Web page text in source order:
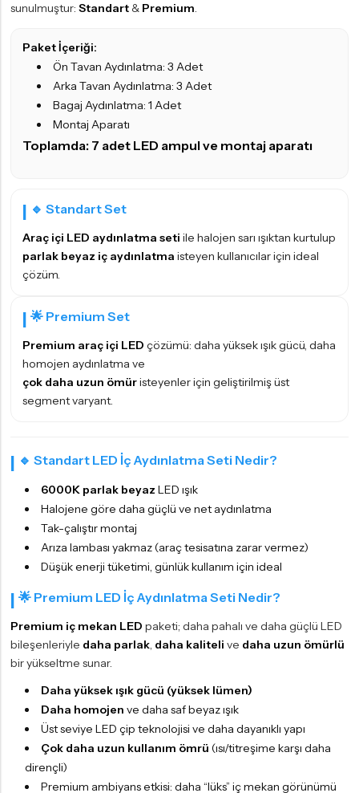
sunulmuştur: Standart & Premium.
Paket İçeriği:
Ön Tavan Aydınlatma: 3 Adet
Arka Tavan Aydınlatma: 3 Adet
Bagaj Aydınlatma: 1 Adet
Montaj Aparatı
Toplamda: 7 adet LED ampulve montaj aparatı
🔹 Standart Set
Araç içi LED aydınlatma seti ile halojen sarı ışıktan kurtulup
parlak beyaz iç aydınlatma isteyen kullanıcılar için ideal
çözüm.
🌟 Premium Set
Premium araç içi LED çözümü: daha yüksek ışık gücü, daha
homojen aydınlatma ve
çok daha uzun ömüristeyenler için geliştirilmiş üst
segment varyant.
🔹 Standart LED İç Aydınlatma Seti Nedir?
6000K parlak beyaz LED ışık
Halojene göre daha güçlü ve net aydınlatma
Tak-çalıştır montaj
Arıza lambası yakmaz (araç tesisatına zarar vermez)
Düşük enerji tüketimi, günlük kullanım için ideal
🌟 Premium LED İç Aydınlatma Seti Nedir?
Premium iç mekan LED paketi; daha pahalı ve daha güçlü LED
bileşenleriyle daha parlak, daha kaliteli ve daha uzun ömürlü
bir yükseltme sunar.
Daha yüksek ışık gücü (yüksek lümen)
Daha homojen ve daha saf beyaz ışık
Üst seviye LED çip teknolojisi ve daha dayanıklı yapı
Çok daha uzun kullanım ömrü (ısı/titreşime karşı daha
dirençli)
Premium ambiyans etkisi: daha “lüks” iç mekan görünümü